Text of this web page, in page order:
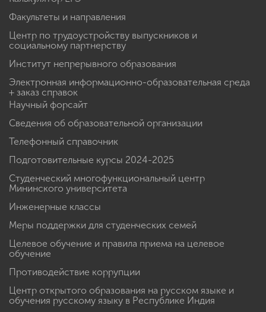
Факультеты и направления
Центр по трудоустройству выпускников и
социальному партнерству
Институт непрерывного образования
Электронная информационно-образовательная среда
+ заказ справок
Научный форсайт
Сведения об образовательной организации
Телефонный справочник
Подготовительные курсы 2024-2025
Студенческий многофункциональный центр
Мининского университета
Инженерные классы
Меры поддержки для студенческих семей
Целевое обучение и правила приема на целевое
обучение
Противодействие коррупции
Центр открытого образования на русском языке и
обучения русскому языку в Республике Индия